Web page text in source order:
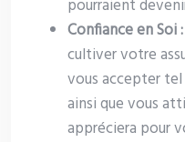
pourraient
Confiance en Soi :
cultiver votre
vous accepter tel
ainsi que vous
appréciera pour